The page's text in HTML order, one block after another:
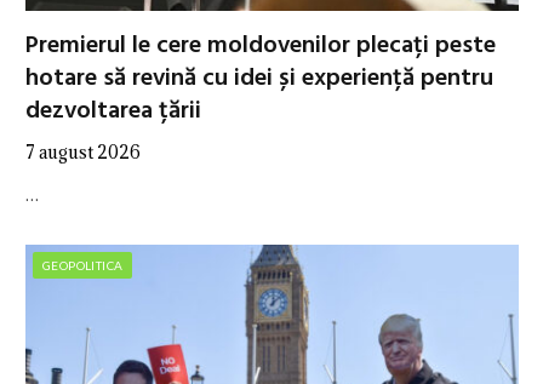
Premierul le cere moldovenilor plecați peste
hotare să revină cu idei și experiență pentru
dezvoltarea țării
7 august 2026
…
GEOPOLITICA